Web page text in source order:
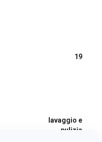
19
lavaggio e
pulizia